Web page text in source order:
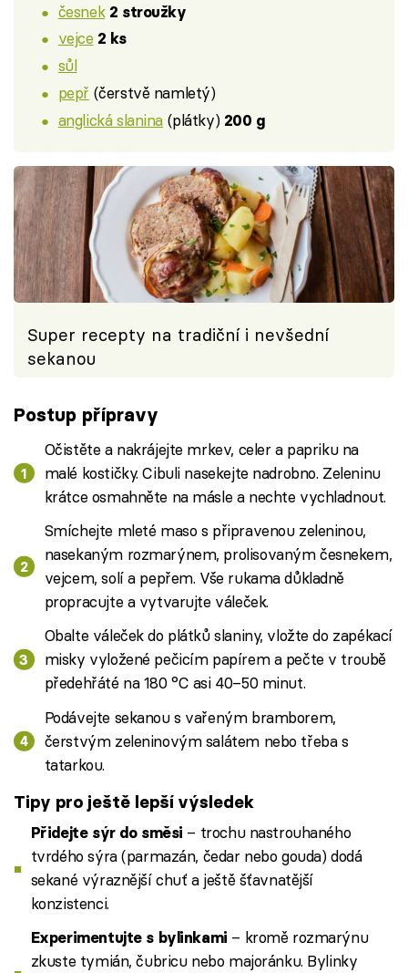
česnek 2 stroužky
vejce 2 ks
sůl
pepř (čerstvě namletý)
anglická slanina (plátky) 200 g
Super recepty na tradiční i nevšední
sekanou
Postup přípravy
Očistěte a nakrájejte mrkev, celer a papriku na
malé kostičky. Cibuli nasekejte nadrobno. Zeleninu
krátce osmahněte na másle a nechte vychladnout.
Smíchejte mleté maso s připravenou zeleninou,
nasekaným rozmarýnem, prolisovaným česnekem,
vejcem, solí a pepřem. Vše rukama důkladně
propracujte a vytvarujte váleček.
Obalte váleček do plátků slaniny, vložte do zapékací
misky vyložené pečicím papírem a pečte v troubě
předehřáté na 180 °C asi 40–50 minut.
Podávejte sekanou s vařeným bramborem,
čerstvým zeleninovým salátem nebo třeba s
tatarkou.
Tipy pro ještě lepší výsledek
Přidejte sýr do směsi – trochu nastrouhaného
tvrdého sýra (parmazán, čedar nebo gouda) dodá
sekané výraznější chuť a ještě šťavnatější
konzistenci.
Experimentujte s bylinkami – kromě rozmarýnu
zkuste tymián, čubricu nebo majoránku. Bylinky